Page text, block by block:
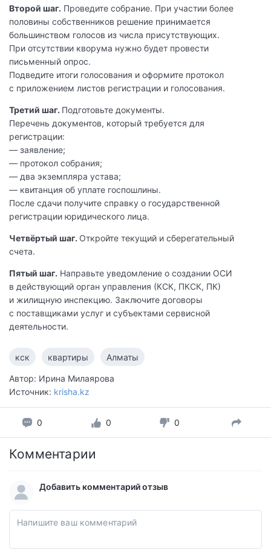
Второй шаг. Проведите собрание. При участии более
половины собственников решение принимается
большинством голосов из числа присутствующих.
При отсутствии кворума нужно будет провести
письменный опрос.
Подведите итоги голосования и оформите протокол
с приложением листов регистрации и голосования.
Третий шаг. Подготовьте документы.
Перечень документов, который требуется для
регистрации:
— заявление;
— протокол собрания;
— два экземпляра устава;
— квитанция об уплате госпошлины.
После сдачи получите справку о государственной
регистрации юридического лица.
Четвёртый шаг. Откройте текущий и сберегательный
счета.
Пятый шаг. Направьте уведомление о создании ОСИ
в действующий орган управления (КСК, ПКСК, ПК)
и жилищную инспекцию. Заключите договоры
с поставщиками услуг и субъектами сервисной
деятельности.
кск квартиры Алматы
Автор: Ирина Милаярова
Источник: krisha.kz
0 0 0
Комментарии
Добавить комментарий отзыв